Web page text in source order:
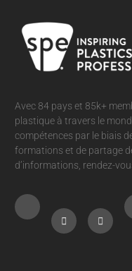
Avec 84 pays et 85k+
plastique à travers le
compétences par le biais
formations et de partage
d’informations, rendez-